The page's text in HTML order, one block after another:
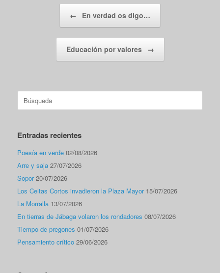
← En verdad os digo…
Educación por valores →
Buscar:
Entradas recientes
Poesía en verde 02/08/2026
Arre y saja 27/07/2026
Sopor 20/07/2026
Los Celtas Cortos invadieron la Plaza Mayor 15/07/2026
La Morralla 13/07/2026
En tierras de Jábaga volaron los rondadores 08/07/2026
Tiempo de pregones 01/07/2026
Pensamiento crítico 29/06/2026